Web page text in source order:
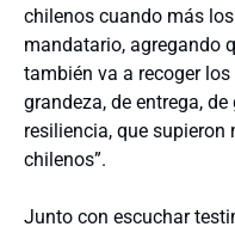
chilenos cuando más
mandatario, agregando
también va a recoger
grandeza, de entrega,
resiliencia, que
chilenos”.
Junto con escuchar